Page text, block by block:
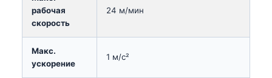
рабочая
скорость
24 м/мин
Макс.
ускорение
1 м/с²